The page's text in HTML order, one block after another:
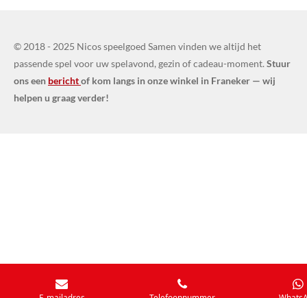
© 2018 - 2025 Nicos speelgoed Samen vinden we altijd het
passende spel voor uw spelavond, gezin of cadeau-moment. Stuur
ons een berichtof kom langs in onze winkel in Franeker — wij
helpen u graag verder!